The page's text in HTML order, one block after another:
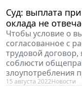
Суд: выплата
оклада не
Чтобы условие о
согласованное с
трудовой
соблюсти
злоупотребления
15 августа 2022Новости